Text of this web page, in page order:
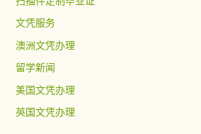
文凭服务
澳洲文凭办理
留学新闻
美国文凭办理
英国文凭办理